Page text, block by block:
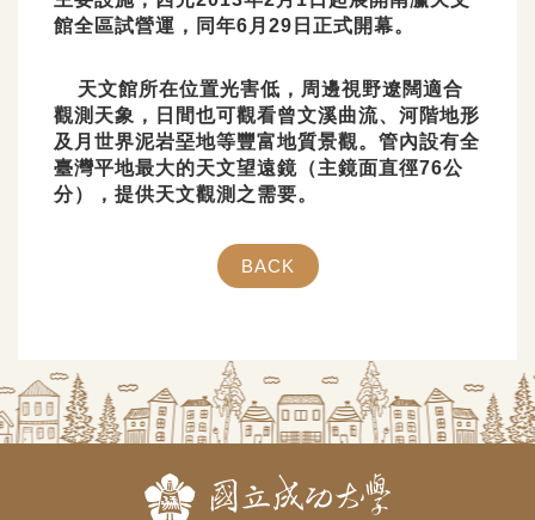
館全區試營運，同年6月29日正式開幕。
天文館所在位置光害低，周邊視野遼闊適合
觀測天象，日間也可觀看曾文溪曲流、河階地形
及月世界泥岩堊地等豐富地質景觀。管內設有全
臺灣平地最大的天文望遠鏡（主鏡面直徑76公
分），提供天文觀測之需要。
BACK